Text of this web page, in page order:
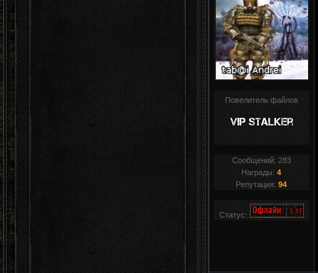
Повелитель файлов
Сообщений: 283
Награды:4
Репутация:94
Статус: